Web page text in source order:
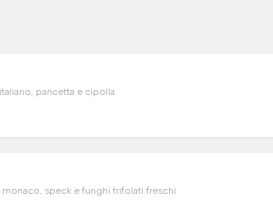
pancetta e cipolla
speck e funghi trifolati freschi